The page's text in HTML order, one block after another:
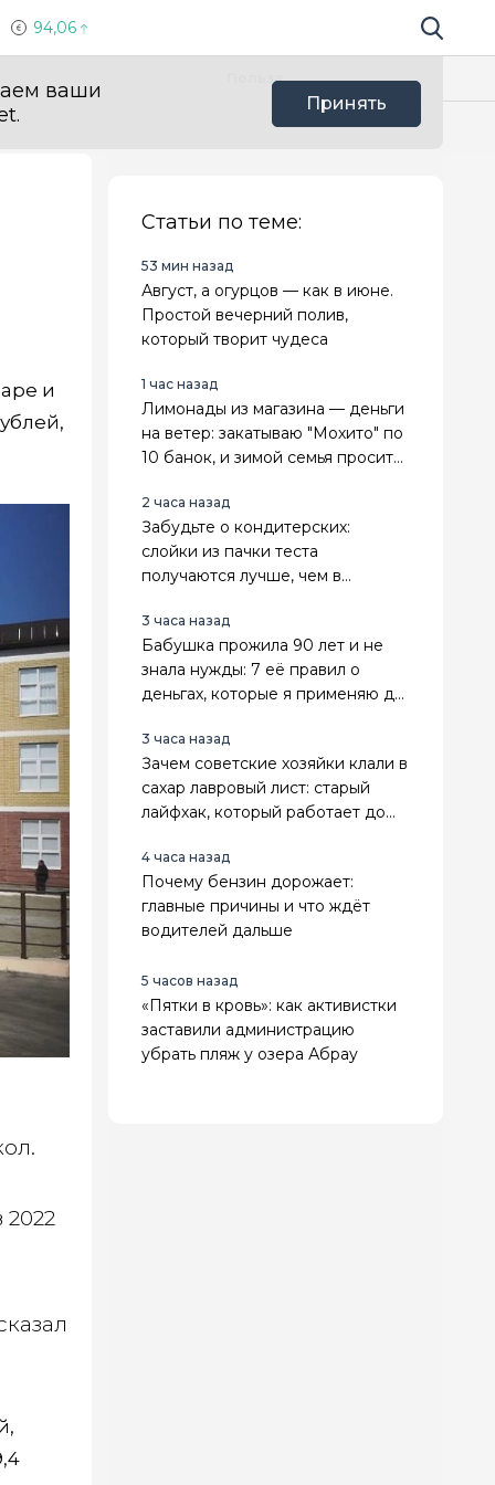
94,06 Поиск по
ваши
Принять
Польза
и
Статьи по теме:
53 мин назад
Август, а огурцов — как в июне.
Простой вечерний полив,
который творит чудеса
1 час назад
Лимонады из магазина — деньги
на ветер: закатываю "Мохито" по
10 банок, и зимой семья просит
2 часа назад
Забудьте о кондитерских:
слойки из пачки теста
получаются лучше, чем в
3 часа назад
Бабушка прожила 90 лет и не
знала нужды: 7 её правил о
деньгах, которые я применяю до
3 часа назад
Зачем советские хозяйки клали в
сахар лавровый лист: старый
лайфхак, который работает до
4 часа назад
Почему бензин дорожает:
главные причины и что ждёт
водителей дальше
5 часов назад
«Пятки в кровь»: как активистки
заставили администрацию
убрать пляж у озера Абрау